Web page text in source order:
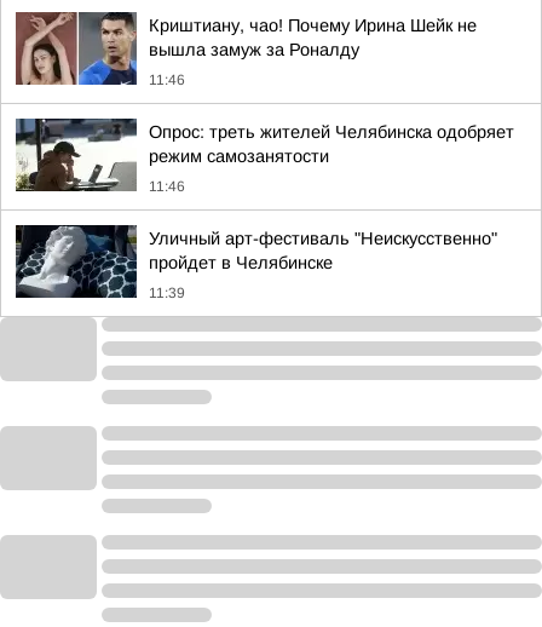
Криштиану, чао! Почему Ирина Шейк не
вышла замуж за Роналду
11:46
Опрос: треть жителей Челябинска одобряет
режим самозанятости
11:46
Уличный арт-фестиваль "Неискусственно"
пройдет в Челябинске
11:39